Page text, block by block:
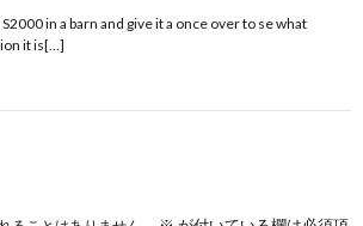
S2000 in a barn and give it a once over to se what
it is[…]